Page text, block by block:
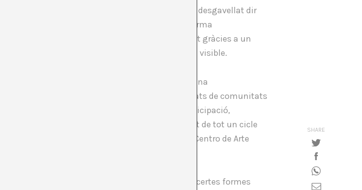
comunitat de les dones”– i potser no sigui gaire desgavellat dir
del pro-comú no sigui sinó alguna forma
Hannah Arendt, es constitueix fonamentalment gràcies a un
el paper decisiu de la cultura i l’art en fer-se visible.
en els darrers anys hem estat testimonis d’una
de treball a l’art a través de diverses modalitats de comunitats
ha anomenat
–co-producció, participació,
potser la
el punt culminant de tot un cicle
amb el suport fonamental del Museo Nacional Centro de Arte
Hardt o Loretta Napoleoni han advertit que certes formes
SHARE